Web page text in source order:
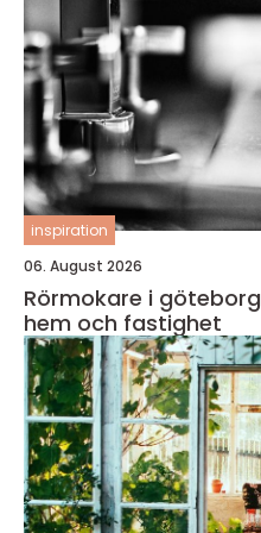
inspiration
06. August 2026
Rörmokare i göteborg trygg vvs-hjälp för
hem och fastighet